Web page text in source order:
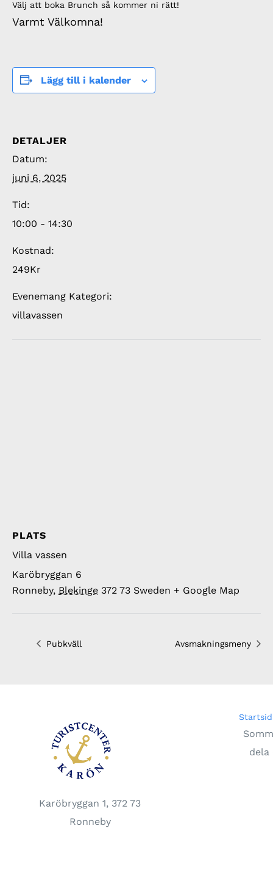
Välj att boka Brunch så kommer ni rätt!
Varmt Välkomna!
Lägg till i kalender
DETALJER
Datum:
juni 6, 2025
Tid:
10:00 - 14:30
Kostnad:
249Kr
Evenemang Kategori:
villavassen
PLATS
Villa vassen
Karöbryggan 6
Ronneby, Blekinge 372 73 Sweden + Google Map
Pubkväll Avsmakningsmeny
Karöbryggan 1, 372 73
Ronneby
dela